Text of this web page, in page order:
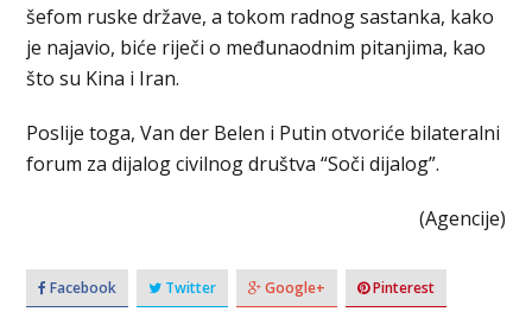
šefom ruske države, a tokom radnog sastanka, kako
je najavio, biće riječi o međunaodnim pitanjima, kao
što su Kina i Iran.
Poslije toga, Van der Belen i Putin otvoriće bilateralni
forum za dijalog civilnog društva “Soči dijalog”.
(Agencije)
Facebook Twitter Google+ Pinterest